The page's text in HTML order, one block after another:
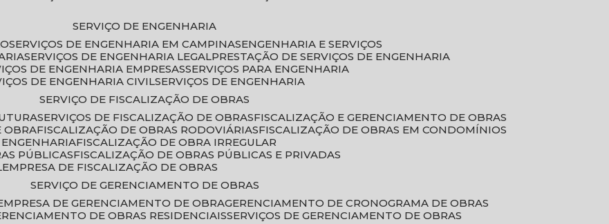
SERVIÇO DE ENGENHARIA
SERVIÇOS DE ENGENHARIA EM CAMPINAS
ENGENHARIA E SERVIÇOS
SERVIÇOS DE ENGENHARIA LEGAL
PRESTAÇÃO DE SERVIÇOS DE ENGENHARIA
DE ENGENHARIA EMPRESAS SERVIÇOS PARA ENGENHARIA
DE ENGENHARIA CIVIL SERVIÇOS DE ENGENHARIA
SERVIÇO DE FISCALIZAÇÃO DE OBRAS
SERVIÇOS DE FISCALIZAÇÃO DE OBRAS
FISCALIZAÇÃO E GERENCIAMENTO DE OBRAS
OBRA FISCALIZAÇÃO DE OBRAS RODOVIÁRIAS
FISCALIZAÇÃO DE OBRAS EM CONDOMÍNIOS
ENGENHARIA FISCALIZAÇÃO DE OBRA IRREGULAR
PÚBLICAS
FISCALIZAÇÃO DE OBRAS PÚBLICAS E PRIVADAS
EMPRESA DE FISCALIZAÇÃO DE OBRAS
SERVIÇO DE GERENCIAMENTO DE OBRAS
EMPRESA DE GERENCIAMENTO DE OBRA
GERENCIAMENTO DE CRONOGRAMA DE OBRAS
DE OBRAS RESIDENCIAIS SERVIÇOS DE GERENCIAMENTO DE OBRAS